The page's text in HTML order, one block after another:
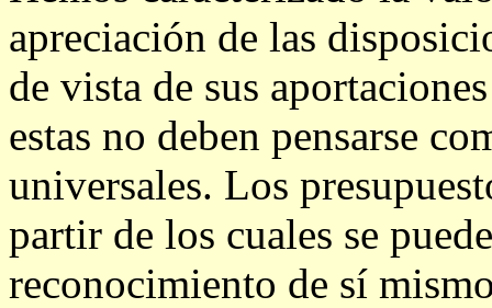
apreciación de las
de vista de sus
estas no deben pensarse
universales. Los
partir de los cuales se
reconocimiento de sí